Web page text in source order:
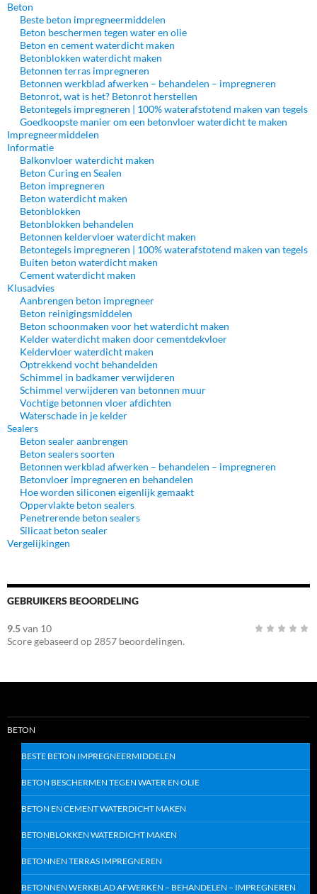
Beton
Beste beton impregneermiddelen
Beton beschermen tegen water en olie
Beton en cement waterdicht maken
Betonblokken waterdicht maken
Betonnen terras impregneren
Betonnen werkblad afwerken – behandelen – impregneren
Betonrot, wat is het? Betonrot herstellen
Betontegels impregneren | 100% waterafstotend maken van tegels
Goedkoopste manier om een betonvloer waterdicht te maken
Impregneermiddelen
Informatie
Balkonvloer waterdicht maken
Beton Curing en Sealen
Beton impregneren
Beton waterdicht maken
Betonblokken
Betonblokken behandelen
Betonnen keldervloer waterdicht maken
Betontegels impregneren | 100% waterafstotend maken van tegels
Buiten beton waterdicht maken
Cement waterdicht maken
Klusadvies
Aanbrengen beton impregneer
Beton reinigingsmiddelen
Beton schoonmaken voor het waterdicht maken
Kelder waterdicht maken door cementdekvloer
Keldervloer waterdicht maken
Optrekkend vocht behandelden
Schimmel in badkamer verwijderen
Schimmel verwijderen van betonnen muur
Vochtige betonnen vloer afdichten
Waterschade in je kelder
Sealers
Beton sealer aanbrengen
Beton sealers soorten
Betonnen werkblad afwerken – behandelen – impregneren
Betonvloer impregneren en behandelen
Hoe worden siliconen eigenlijk gemaakt
Oppervlakte beton sealers
Penetrerende beton sealers
Silicaat beton sealer
Vergelijkingen
GEBRUIKERS BEOORDELING
9.5van 10
Score gebaseerd op 2857 beoordelingen.
BETON
BESTE BETON IMPREGNEERMIDDELEN
BETON BESCHERMEN TEGEN WATER EN OLIE
BETON EN CEMENT WATERDICHT MAKEN
BETONBLOKKEN WATERDICHT MAKEN
BETONNEN TERRAS IMPREGNEREN
BETONNEN WERKBLAD AFWERKEN – BEHANDELEN – IMPREGNEREN